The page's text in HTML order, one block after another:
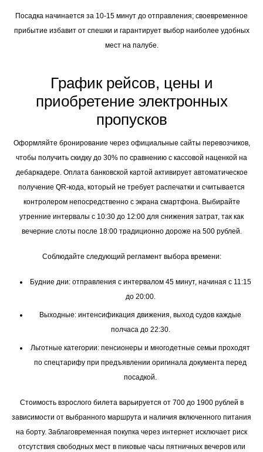
Посадка начинается за 10-15 минут до отправления; своевременное
прибытие избавит от спешки и гарантирует выбор наиболее удобных
мест на палубе.
График рейсов, цены и
приобретение электронных
пропусков
Оформляйте бронирование через официальные сайты перевозчиков,
чтобы получить скидку до 30% по сравнению с кассовой наценкой на
дебаркадере. Оплата банковской картой активирует автоматическое
получение QR-кода, который не требует распечатки и считывается
контролером непосредственно с экрана смартфона. Выбирайте
утренние интервалы с 10:30 до 12:00 для снижения затрат, так как
вечерние слоты после 18:00 традиционно дороже на 500 рублей.
Соблюдайте следующий регламент выбора времени:
Будние дни: отправления с интервалом 45 минут, начиная с 11:15
до 20:00.
Выходные: интенсификация движения, выход судов каждые
полчаса до 22:30.
Льготные категории: пенсионеры и многодетные семьи проходят
по спецтарифу при предъявлении оригинала документа перед
посадкой.
Стоимость взрослого билета варьируется от 700 до 1900 рублей в
зависимости от выбранного маршрута и наличия включенного питания
на борту. Заблаговременная покупка через интернет исключает риск
отсутствия свободных мест в пиковые часы пятничных вечеров или